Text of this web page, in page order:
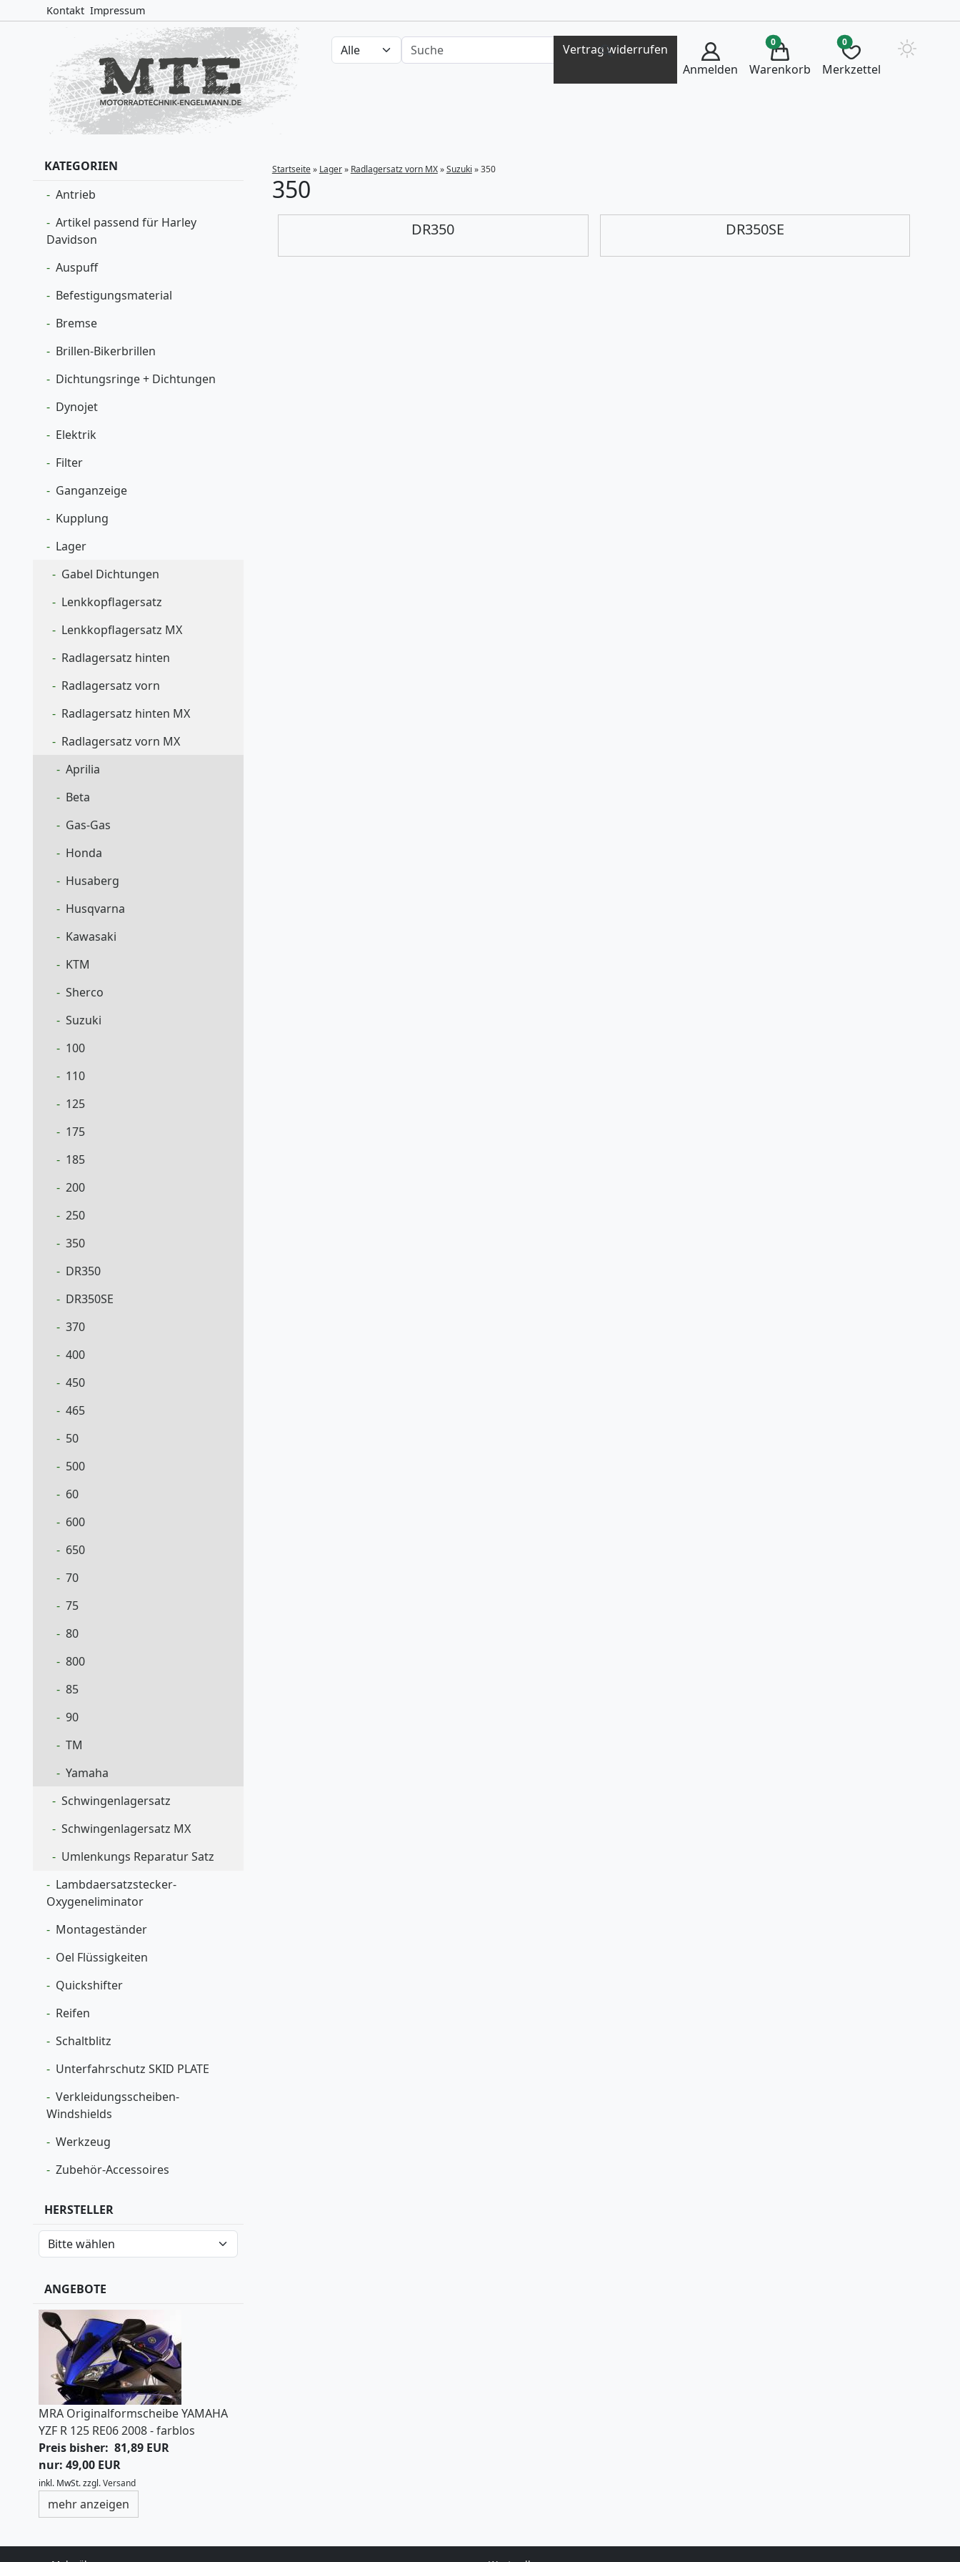
Kontakt Impressum
Auswahl Kategorien nach Produkten suchen
Vertrag widerrufen
Anmelden
0
Warenkorb
0
Merkzettel
KATEGORIEN
Antrieb
Artikel passend für Harley
Davidson
Auspuff
Befestigungsmaterial
Bremse
Brillen-Bikerbrillen
Dichtungsringe + Dichtungen
Dynojet
Elektrik
Filter
Ganganzeige
Kupplung
Lager
Gabel Dichtungen
Lenkkopflagersatz
Lenkkopflagersatz MX
Radlagersatz hinten
Radlagersatz vorn
Radlagersatz hinten MX
Radlagersatz vorn MX
Aprilia
Beta
Gas-Gas
Honda
Husaberg
Husqvarna
Kawasaki
KTM
Sherco
Suzuki
100
110
125
175
185
200
250
350
DR350
DR350SE
370
400
450
465
50
500
60
600
650
70
75
80
800
85
90
TM
Yamaha
Schwingenlagersatz
Schwingenlagersatz MX
Umlenkungs Reparatur Satz
Lambdaersatzstecker-
Oxygeneliminator
Montageständer
Oel Flüssigkeiten
Quickshifter
Reifen
Schaltblitz
Unterfahrschutz SKID PLATE
Verkleidungsscheiben-
Windshields
Werkzeug
Zubehör-Accessoires
HERSTELLER
ANGEBOTE
MRA Originalformscheibe YAMAHA
YZF R 125 RE06 2008 - farblos
Preis bisher: 81,89 EUR
nur: 49,00 EUR
inkl. MwSt.zzgl.Versand
mehr anzeigen
Startseite» Lager» Radlagersatz vorn MX»Suzuki »350
350
DR350 DR350SE